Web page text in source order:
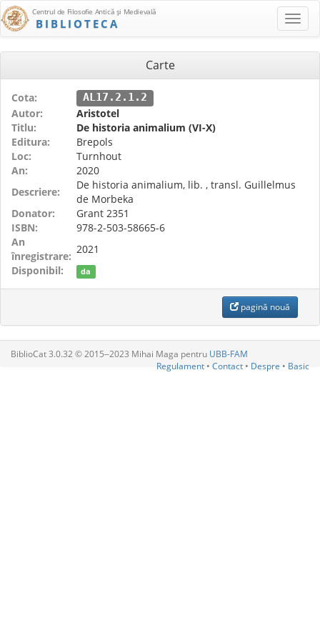
Centrul de Filosofie Antică şi Medievală
BIBLIOTECA
Carte
Cota: AL17.2.1.2
Autor:
Aristotel
Titlu:
De historia animalium (VI-X)
Editura:
Brepols
Loc:
Turnhout
An:
2020
Descriere:
De historia animalium, lib. , transl. Guillelmus
de Morbeka
Donator:
Grant 2351
ISBN:
978-2-503-58665-6
An
înregistrare:
2021
Disponibil:
da
pagină nouă
BiblioCat 3.0.32 © 2015‒2023 Mihai Maga pentru UBB-FAM
Regulament • Contact • Despre • Basic